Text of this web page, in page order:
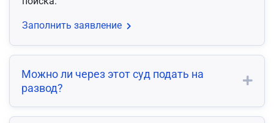
Заполнить заявление
Можно ли через этот суд подать на
развод?